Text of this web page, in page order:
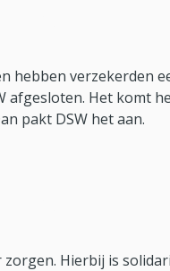
hebben verzekerden
afgesloten. Het komt
pakt DSW het aan.
zorgen. Hierbij is